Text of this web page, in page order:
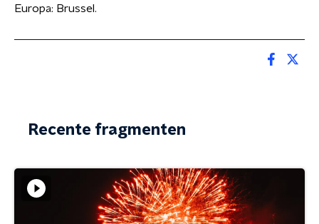
Europa: Brussel.
Recente fragmenten